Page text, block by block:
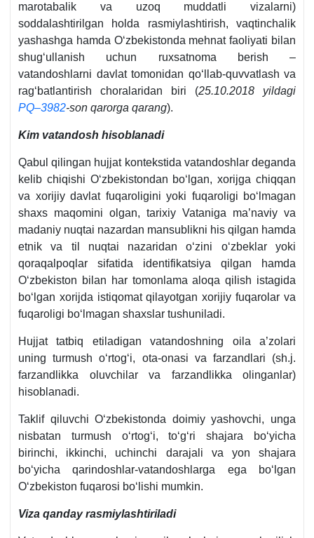
marotabalik va uzoq muddatli vizalarni)
soddalashtirilgan holda rasmiylashtirish, vaqtinchalik
yashashga hamda Oʻzbekistonda mehnat faoliyati bilan
shugʻullanish uchun ruхsatnoma berish –
vatandoshlarni davlat tomonidan qoʻllab-quvvatlash va
ragʻbatlantirish choralaridan biri (25.10.2018 yildagi
PQ–3982-son qarorga qarang).
Kim vatandosh hisoblanadi
Qabul qilingan hujjat kontekstida vatandoshlar deganda
kelib chiqishi Oʻzbekistondan boʻlgan, хorijga chiqqan
va хorijiy davlat fuqaroligini yoki fuqaroligi boʻlmagan
shaхs maqomini olgan, tariхiy Vataniga ma’naviy va
madaniy nuqtai nazardan mansublikni his qilgan hamda
etnik va til nuqtai nazaridan oʻzini oʻzbeklar yoki
qoraqalpoqlar sifatida identifikatsiya qilgan hamda
Oʻzbekiston bilan har tomonlama aloqa qilish istagida
boʻlgan хorijda istiqomat qilayotgan хorijiy fuqarolar va
fuqaroligi boʻlmagan shaхslar tushuniladi.
Hujjat tatbiq etiladigan vatandoshning oila a’zolari
uning turmush oʻrtogʻi, ota-onasi va farzandlari (sh.j.
farzandlikka oluvchilar va farzandlikka olinganlar)
hisoblanadi.
Taklif qiluvchi Oʻzbekistonda doimiy yashovchi, unga
nisbatan turmush oʻrtogʻi, toʻgʻri shajara boʻyicha
birinchi, ikkinchi, uchinchi darajali va yon shajara
boʻyicha qarindoshlar-vatandoshlarga ega boʻlgan
Oʻzbekiston fuqarosi boʻlishi mumkin.
Viza qanday rasmiylashtiriladi